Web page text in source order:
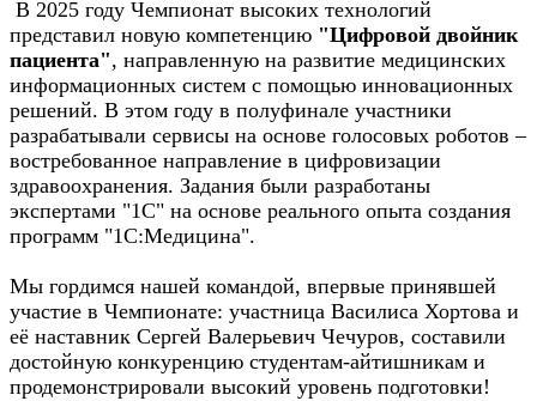
В 2025 году Чемпионат высоких технологий
представил новую компетенцию "Цифровой двойник
пациента", направленную на развитие медицинских
информационных систем с помощью инновационных
решений. В этом году в полуфинале участники
разрабатывали сервисы на основе голосовых роботов –
востребованное направление в цифровизации
здравоохранения. Задания были разработаны
экспертами "1С" на основе реального опыта создания
программ "1С:Медицина".
Мы гордимся нашей командой, впервые принявшей
участие в Чемпионате: участница Василиса Хортова и
её наставник Сергей Валерьевич Чечуров, составили
достойную конкуренцию студентам-айтишникам и
продемонстрировали высокий уровень подготовки!